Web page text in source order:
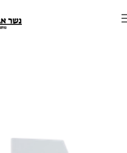
כבלים ומתאמים